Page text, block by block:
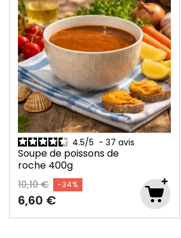
4.5/5 - 37 avis
Soupe de poissons de
roche 400g
10,10 €
-34%
6,60 €